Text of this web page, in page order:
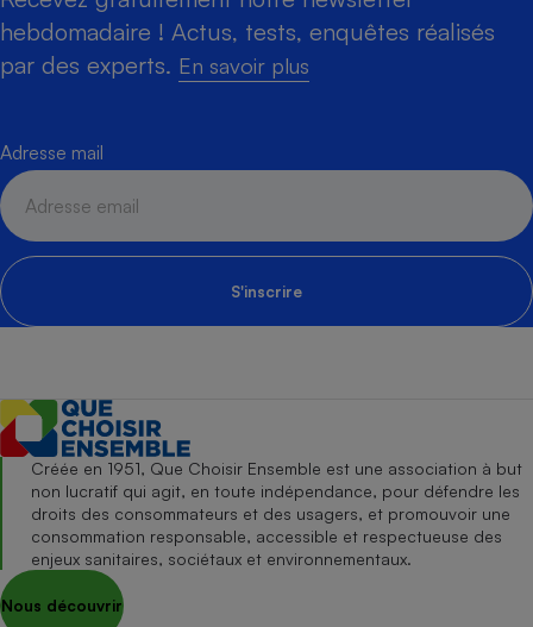
hebdomadaire ! Actus, tests, enquêtes réalisés
par des experts. En savoir plus
Adresse mail
S'inscrire
Créée en 1951, Que Choisir Ensemble est une association à but
non lucratif qui agit, en toute indépendance, pour défendre les
droits des consommateurs et des usagers, et promouvoir une
consommation responsable, accessible et respectueuse des
enjeux sanitaires, sociétaux et environnementaux.
Nous découvrir